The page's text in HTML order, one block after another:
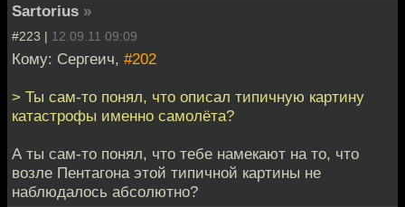
Sartorius »
#223 | 12.09.11 09:09
Кому: Сергеич, #202
> Ты сам-то понял, что описал типичную картину
катастрофы именно самолёта?
А ты сам-то понял, что тебе намекают на то, что
возле Пентагона этой типичной картины не
наблюдалось абсолютно?